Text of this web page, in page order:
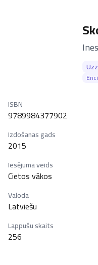
–
ISBN
9789984377902
Izdošanas gads
2015
Iesējuma veids
Cietos vākos
Valoda
Latviešu
Lappušu skaits
256